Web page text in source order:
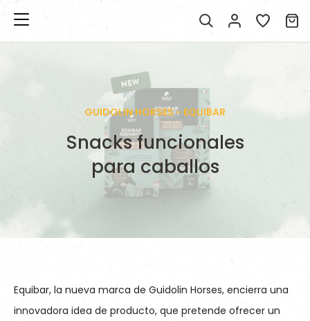
GUIDOLIN HORSES - EQUIBAR
Snacks funcionales
para caballos
Equibar, la nueva marca de Guidolin Horses, encierra una
innovadora idea de producto, que pretende ofrecer un